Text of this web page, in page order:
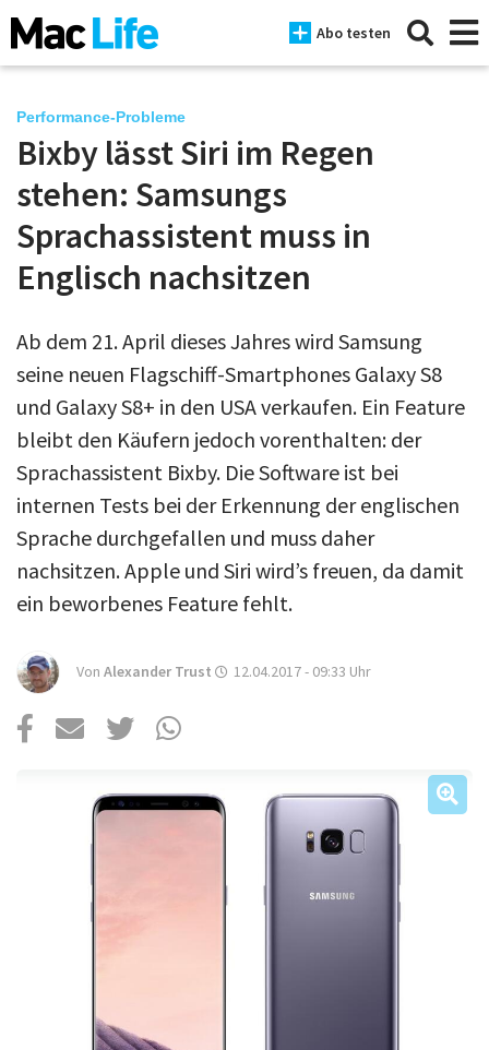
Abo testen
News
iPhone
Mac
Tests
Tipps
Magazine
Über uns
Podcast
Mac Life+
Anmelden
Performance-Probleme
Bixby lässt Siri im Regen
stehen: Samsungs
Sprachassistent muss in
Englisch nachsitzen
Ab dem 21. April dieses Jahres wird Samsung
seine neuen Flagschiff-Smartphones Galaxy S8
und Galaxy S8+ in den USA verkaufen. Ein Feature
bleibt den Käufern jedoch vorenthalten: der
Sprachassistent Bixby. Die Software ist bei
internen Tests bei der Erkennung der englischen
Sprache durchgefallen und muss daher
nachsitzen. Apple und Siri wird’s freuen, da damit
ein beworbenes Feature fehlt.
Von Alexander Trust 12.04.2017 - 09:33 Uhr